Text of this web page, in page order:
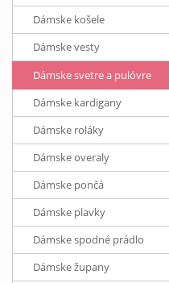
Dámske košele
Dámske vesty
Dámske svetre a pulóvre
Dámske kardigany
Dámske roláky
Dámske overaly
Dámske pončá
Dámske plavky
Dámske spodné prádlo
Dámske župany